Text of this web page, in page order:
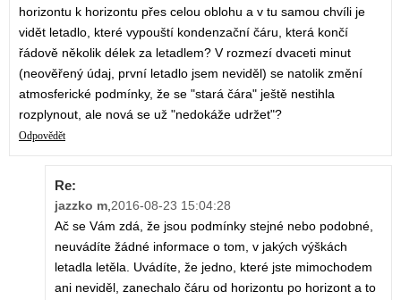
horizontu k horizontu přes celou oblohu a v tu samou chvíli je
vidět letadlo, které vypouští kondenzační čáru, která končí
řádově několik délek za letadlem? V rozmezí dvaceti minut
(neověřený údaj, první letadlo jsem neviděl) se natolik změní
atmosferické podmínky, že se "stará čára" ještě nestihla
rozplynout, ale nová se už "nedokáže udržet"?
Odpovědět
Re:
jazzko m,2016-08-23 15:04:28
Ač se Vám zdá, že jsou podmínky stejné nebo podobné,
neuvádíte žádné informace o tom, v jakých výškách
letadla letěla. Uvádíte, že jedno, které jste mimochodem
ani neviděl, zanechalo čáru od horizontu po horizont a to